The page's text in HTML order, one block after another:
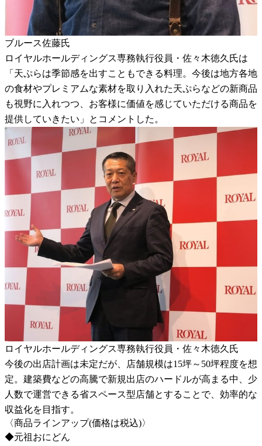
ブルース佐藤氏
ロイヤルホールディングス専務執行役員・佐々木徳久氏は
「天ぷらは季節感を出すこともできる料理。今後は地方各地
の食材やプレミアムな素材を取り入れた天ぷらなどの新商品
も視野に入れつつ、お客様に価値を感じていただける商品を
提供していきたい」とコメントした。
ロイヤルホールディングス専務執行役員・佐々木徳久氏
今後の出店計画は未定だが、店舗規模は15坪～50坪程度を想
定。建築費などの高騰で新規出店のハードルが高まる中、少
人数で運営できる省スペース型店舗とすることで、効率的な
収益化を目指す。
〈商品ラインアップ(価格は税込)〉
◆元祖おにどん